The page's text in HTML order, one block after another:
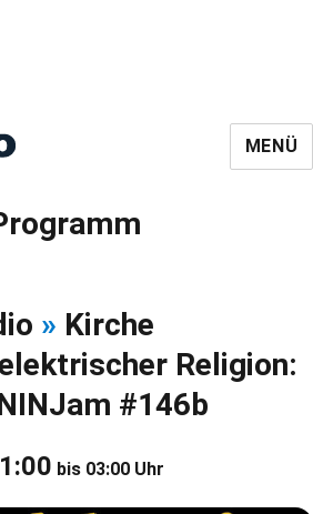
MENÜ
» Kirche
Religion:
#146b
bis 03:00 Uhr